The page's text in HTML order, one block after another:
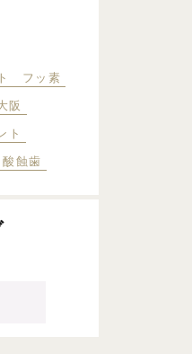
フッ素
阪
ト
酸蝕歯